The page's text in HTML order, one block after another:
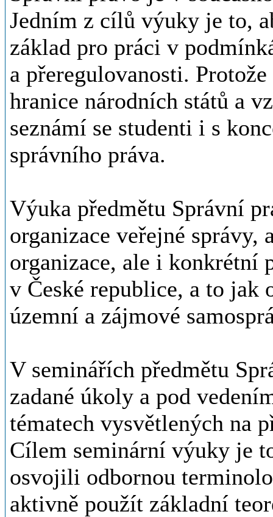
Jedním z cílů výuky je to,
základ pro práci v
a přeregulovanosti.
hranice národních států a
seznámí se studenti i s
správního práva.
Výuka předmětu Správní
organizace veřejné
organizace, ale i konkrétní
v České republice, a to jak
územní a zájmové
V seminářích předmětu
zadané úkoly a pod
tématech vysvětlených na
Cílem seminární výuky je
osvojili odbornou
aktivně použít základní